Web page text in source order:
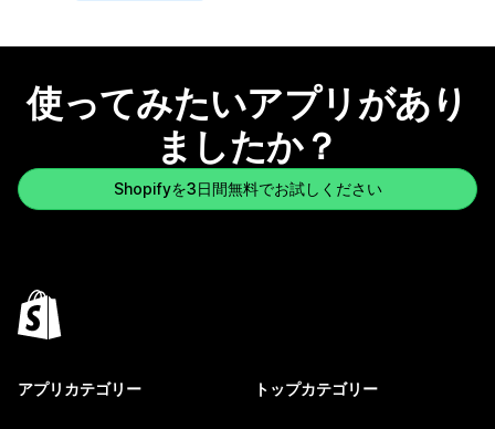
使ってみたいアプリがあり
ましたか？
Shopifyを3日間無料でお試しください
アプリカテゴリー トップカテゴリー